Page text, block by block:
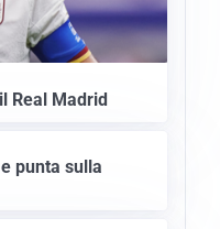
Real Madrid
punta sulla